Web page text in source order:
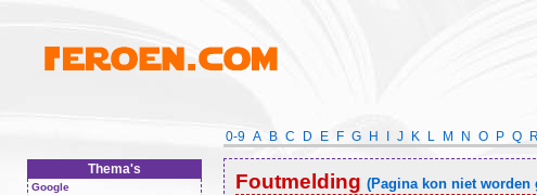
Thema's
Google
0-9 A B C D E F G H J K L M N O P Q R
Foutmelding (Pagina kon niet worden